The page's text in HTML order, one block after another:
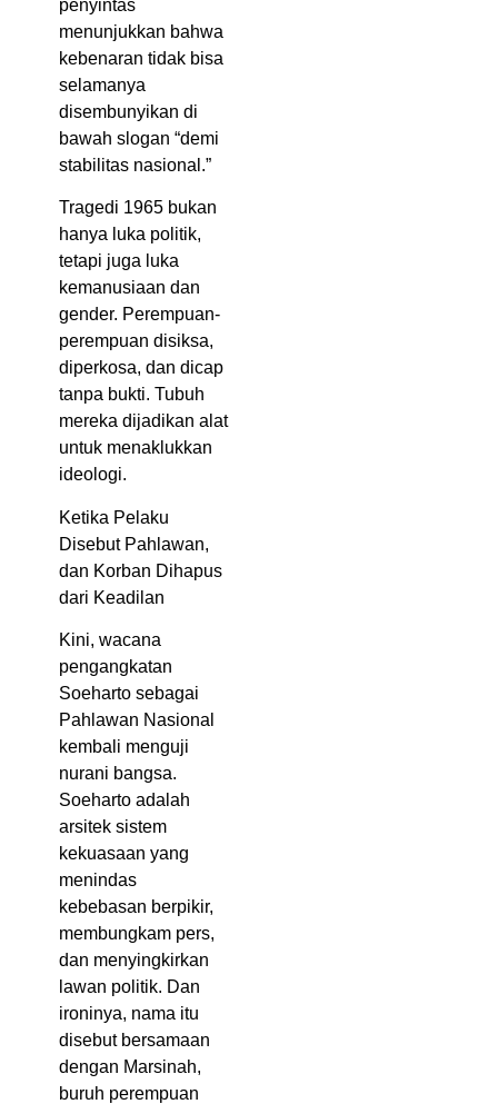
penyintas
menunjukkan bahwa
kebenaran tidak bisa
selamanya
disembunyikan di
bawah slogan “demi
stabilitas nasional.”
Tragedi 1965 bukan
hanya luka politik,
tetapi juga luka
kemanusiaan dan
gender. Perempuan-
perempuan disiksa,
diperkosa, dan dicap
tanpa bukti. Tubuh
mereka dijadikan alat
untuk menaklukkan
ideologi.
Ketika Pelaku
Disebut Pahlawan,
dan Korban Dihapus
dari Keadilan
Kini, wacana
pengangkatan
Soeharto sebagai
Pahlawan Nasional
kembali menguji
nurani bangsa.
Soeharto adalah
arsitek sistem
kekuasaan yang
menindas
kebebasan berpikir,
membungkam pers,
dan menyingkirkan
lawan politik. Dan
ironinya, nama itu
disebut bersamaan
dengan Marsinah,
buruh perempuan